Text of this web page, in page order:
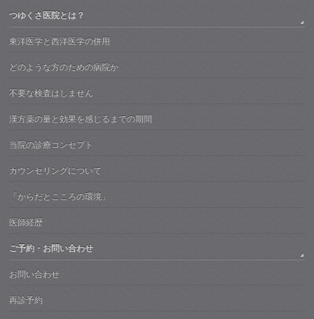
つゆくさ医院とは？
東洋医学と西洋医学の併用
どのような方のための病院か
不要な検査はしません
漢方薬の量と効果を感じるまでの期間
当院の診療コンセプト
カウンセリングについて
「からだとこころの環境」
医師経歴
ご予約・お問い合わせ
お問い合わせ
再診予約